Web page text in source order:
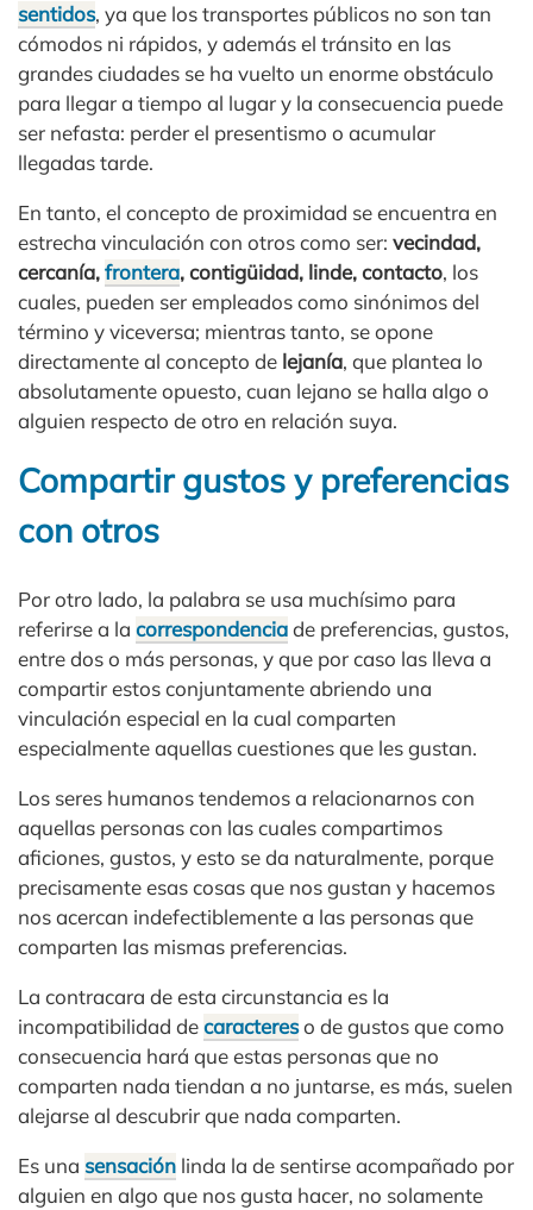
sentidos, ya que los transportes públicos no son tan
cómodos ni rápidos, y además el tránsito en las
grandes ciudades se ha vuelto un enorme obstáculo
para llegar a tiempo al lugar y la consecuencia puede
ser nefasta: perder el presentismo o acumular
llegadas tarde.
En tanto, el concepto de proximidad se encuentra en
estrecha vinculación con otros como ser: vecindad,
cercanía,frontera, contigüidad, linde, contacto, los
cuales, pueden ser empleados como sinónimos del
término y viceversa; mientras tanto, se opone
directamente al concepto de lejanía, que plantea lo
absolutamente opuesto, cuan lejano se halla algo o
alguien respecto de otro en relación suya.
Compartir gustos y preferencias
con otros
Por otro lado, la palabra se usa muchísimo para
referirse a la correspondenciade preferencias, gustos,
entre dos o más personas, y que por caso las lleva a
compartir estos conjuntamente abriendo una
vinculación especial en la cual comparten
especialmente aquellas cuestiones que les gustan.
Los seres humanos tendemos a relacionarnos con
aquellas personas con las cuales compartimos
aficiones, gustos, y esto se da naturalmente, porque
precisamente esas cosas que nos gustan y hacemos
nos acercan indefectiblemente a las personas que
comparten las mismas preferencias.
La contracara de esta circunstancia es la
incompatibilidad decaractereso de gustos que como
consecuencia hará que estas personas que no
comparten nada tiendan a no juntarse, es más, suelen
alejarse al descubrir que nada comparten.
Es una sensación linda la de sentirse acompañado por
alguien en algo que nos gusta hacer, no solamente